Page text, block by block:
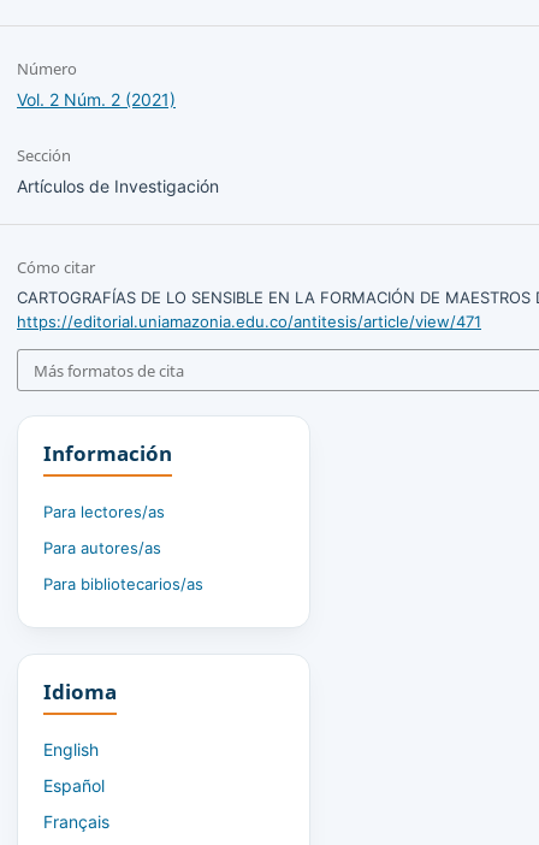
Número
Vol. 2 Núm. 2 (2021)
Sección
Artículos de Investigación
Cómo citar
CARTOGRAFÍAS DE LO SENSIBLE EN LA FORMACIÓN DE
https://editorial.uniamazonia.edu.co/antitesis/article/view/471
Más formatos de cita
Información
Para lectores/as
Para autores/as
Para bibliotecarios/as
Idioma
English
Español
Français